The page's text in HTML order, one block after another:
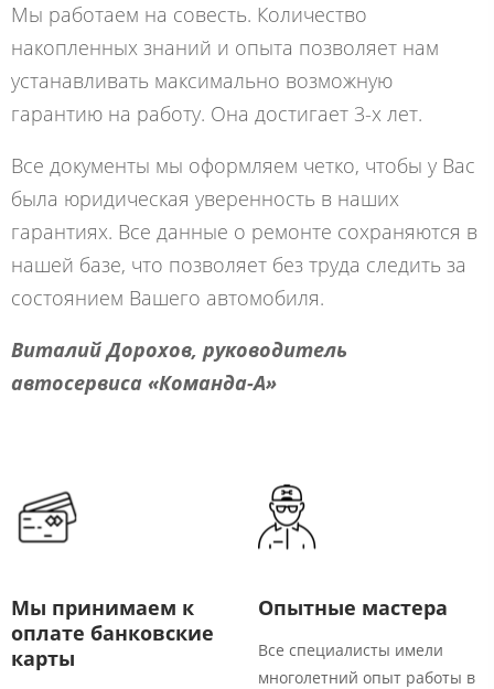
Мы работаем на совесть. Количество
накопленных знаний и опыта позволяет нам
устанавливать максимально возможную
гарантию на работу. Она достигает 3-х лет.
Все документы мы оформляем четко, чтобы у Вас
была юридическая уверенность в наших
гарантиях. Все данные о ремонте сохраняются в
нашей базе, что позволяет без труда следить за
состоянием Вашего автомобиля.
Виталий Дорохов, руководитель
автосервиса «Команда-А»
Мы принимаем к
оплате банковские
карты​​
Опытные мастера
Все специалисты имели
многолетний опыт работы в